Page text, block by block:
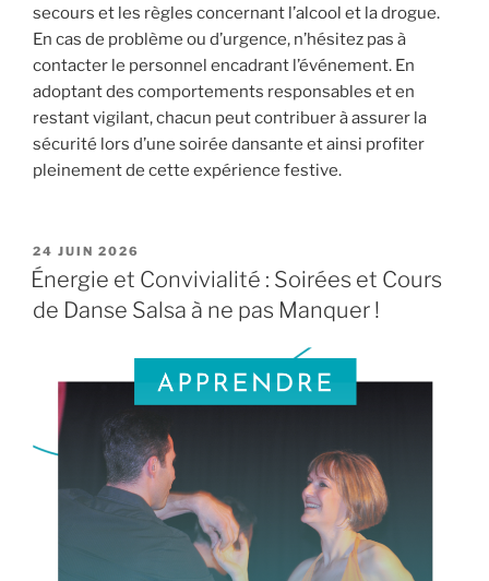
secours et les règles concernant l’alcool et la drogue.
En cas de problème ou d’urgence, n’hésitez pas à
contacter le personnel encadrant l’événement. En
adoptant des comportements responsables et en
restant vigilant, chacun peut contribuer à assurer la
sécurité lors d’une soirée dansante et ainsi profiter
pleinement de cette expérience festive.
PUBLIÉ
LE
24 JUIN 2026
Énergie et Convivialité : Soirées et Cours
de Danse Salsa à ne pas Manquer !